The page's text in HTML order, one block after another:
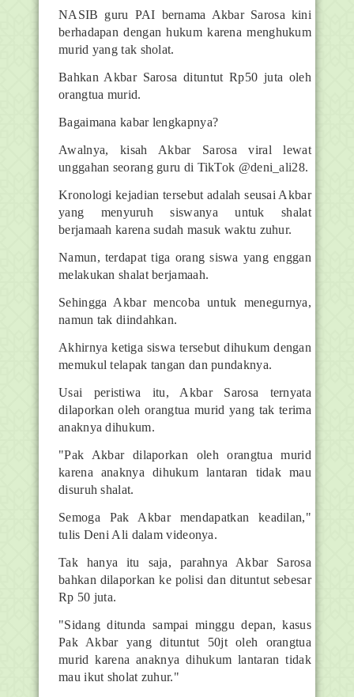
NASIB guru PAI bernama Akbar Sarosa kini
berhadapan dengan hukum karena menghukum
murid yang tak sholat.
Bahkan Akbar Sarosa dituntut Rp50 juta oleh
orangtua murid.
Bagaimana kabar lengkapnya?
Awalnya, kisah Akbar Sarosa viral lewat
unggahan seorang guru di TikTok @deni_ali28.
Kronologi kejadian tersebut adalah seusai Akbar
yang menyuruh siswanya untuk shalat
berjamaah karena sudah masuk waktu zuhur.
Namun, terdapat tiga orang siswa yang enggan
melakukan shalat berjamaah.
Sehingga Akbar mencoba untuk menegurnya,
namun tak diindahkan.
Akhirnya ketiga siswa tersebut dihukum dengan
memukul telapak tangan dan pundaknya.
Usai peristiwa itu, Akbar Sarosa ternyata
dilaporkan oleh orangtua murid yang tak terima
anaknya dihukum.
"Pak Akbar dilaporkan oleh orangtua murid
karena anaknya dihukum lantaran tidak mau
disuruh shalat.
Semoga Pak Akbar mendapatkan keadilan,"
tulis Deni Ali dalam videonya.
Tak hanya itu saja, parahnya Akbar Sarosa
bahkan dilaporkan ke polisi dan dituntut sebesar
Rp 50 juta.
"Sidang ditunda sampai minggu depan, kasus
Pak Akbar yang dituntut 50jt oleh orangtua
murid karena anaknya dihukum lantaran tidak
mau ikut sholat zuhur."